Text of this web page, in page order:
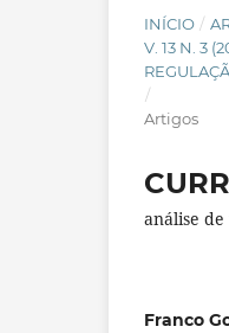
INÍCIO /
V. 13 N. 3
/
Artigos
análise
Franco